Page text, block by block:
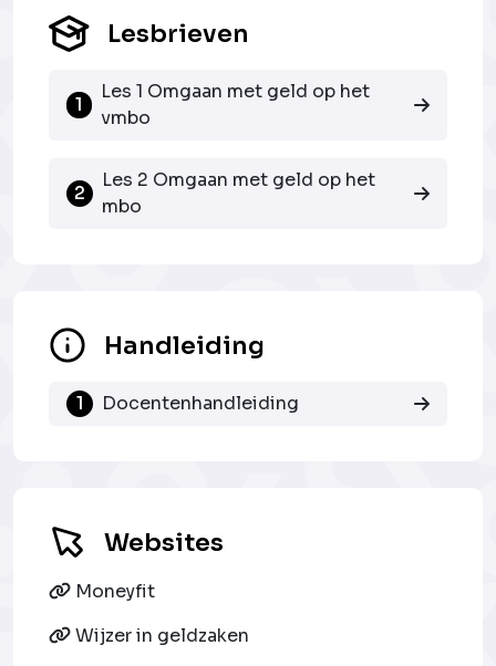
Lesbrieven
1
Les 1 Omgaan met geld op het
vmbo
2
Les 2 Omgaan met geld op het
mbo
Handleiding
1 Docentenhandleiding
Websites
Moneyfit
Wijzer in geldzaken